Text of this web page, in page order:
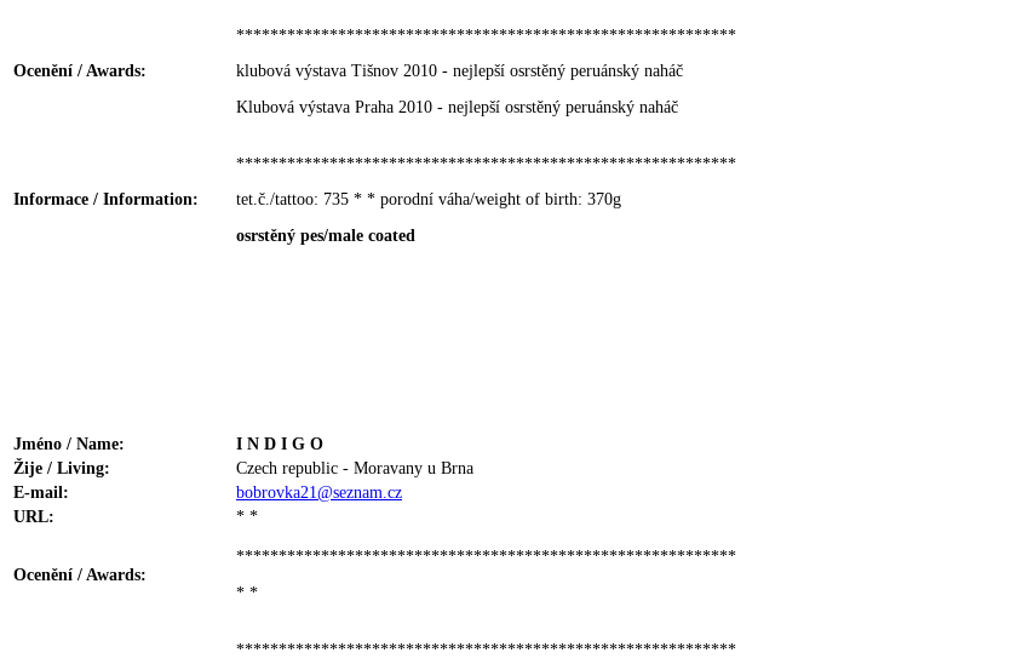
Ocenění / Awards:
***********************************************************
klubová výstava Tišnov 2010 - nejlepší osrstěný peruánský naháč
Klubová výstava Praha 2010 - nejlepší osrstěný peruánský naháč
Informace / Information:
***********************************************************
tet.č./tattoo: 735 * * porodní váha/weight of birth: 370g
osrstěný pes/male coated
Jméno / Name:
I N D I G O
Žije / Living:
Czech republic - Moravany u Brna
E-mail:
bobrovka21@seznam.cz
URL:
* *
Ocenění / Awards:
***********************************************************
* *
***********************************************************